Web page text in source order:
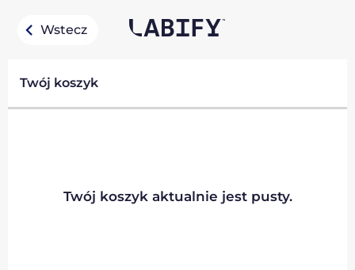
Wstecz
Twój koszyk
Twój koszyk aktualnie jest pusty.